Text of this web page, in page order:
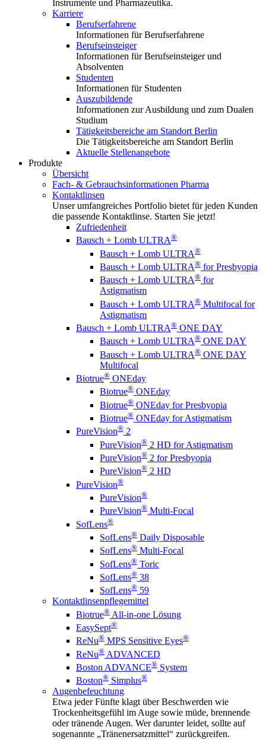
Instrumente und Pharmazeutika.
Karriere
Berufserfahrene
Informationen für Berufserfahrene
Berufseinsteiger
Informationen für Berufseinsteiger und
Absolventen
Studenten
Informationen für Studenten
Auszubildende
Informationen zur Ausbildung und zum Dualen
Studium
Tätigkeitsbereiche am Standort Berlin
Die Tätigkeitsbereiche am Standort Berlin
Aktuelle Stellenangebote
Produkte
Übersicht
Fach- & Gebrauchsinformationen Pharma
Kontaktlinsen
Unser umfangreiches Portfolio bietet für jeden Kunden
die passende Kontaktlinse. Starten Sie jetzt!
Zufriedenheit
Bausch + Lomb ULTRA®
Bausch + Lomb ULTRA®
Bausch + Lomb ULTRA® for Presbyopia
Bausch + Lomb ULTRA® for
Astigmatism
Bausch + Lomb ULTRA® Multifocal for
Astigmatism
Bausch + Lomb ULTRA® ONE DAY
Bausch + Lomb ULTRA® ONE DAY
Bausch + Lomb ULTRA® ONE DAY
Multifocal
Biotrue® ONEday
Biotrue® ONEday
Biotrue® ONEday for Presbyopia
Biotrue® ONEday for Astigmatism
PureVision® 2
PureVision® 2 HD for Astigmatism
PureVision® 2 for Presbyopia
PureVision® 2 HD
PureVision®
PureVision®
PureVision® Multi-Focal
SofLens®
SofLens® Daily Disposable
SofLens® Multi-Focal
SofLens® Toric
SofLens® 38
SofLens® 59
Kontaktlinsenpflegemittel
Biotrue® All-in-one Lösung
EasySept®
ReNu® MPS Sensitive Eyes®
ReNu® ADVANCED
Boston ADVANCE® System
Boston® Simplus®
Augenbefeuchtung
Etwa jeder Fünfte klagt über Beschwerden wie
Trockenheitsgefühl im Auge sowie müde, brennende
oder tränende Augen. Wer darunter leidet, sollte auf
sogenannte „Tränenersatzmittel“ zurückgreifen.